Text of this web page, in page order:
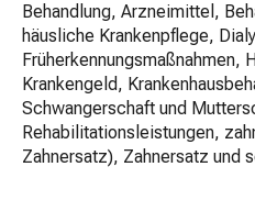
Behandlung, Arzneimittel,
häusliche Krankenpflege,
Krankengeld,
Schwangerschaft und
Rehabilitationsleistungen,
Zahnersatz), Zahnersatz und